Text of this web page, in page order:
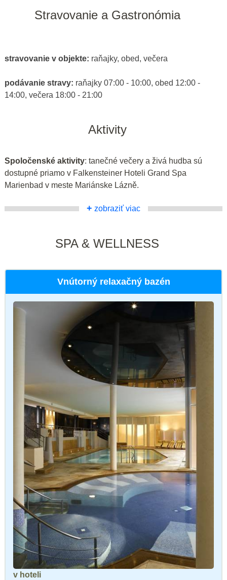
Stravovanie a Gastronómia
stravovanie v objekte: raňajky, obed, večera
podávanie stravy: raňajky 07:00 - 10:00, obed 12:00 -
14:00, večera 18:00 - 21:00
Aktivity
Spoločenské aktivity: tanečné večery a živá hudba sú
dostupné priamo v Falkensteiner Hoteli Grand Spa
Marienbad v meste Mariánske Lázně.
+ zobraziť viac
SPA & WELLNESS
Vnútorný relaxačný bazén
v hoteli